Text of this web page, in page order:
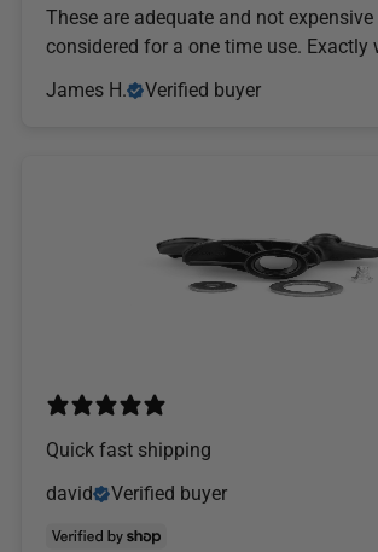
These are adequate and not
considered for a
James H.
Verified buyer
Quick fast shipping
david
Verified buyer